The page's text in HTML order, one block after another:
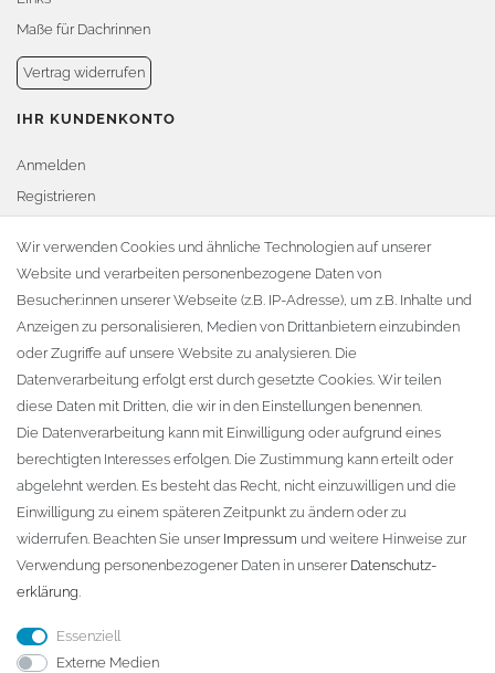
Maße für Dachrinnen
Vertrag widerrufen
IHR KUNDENKONTO
Anmelden
Registrieren
Warenkorb
Zur Kasse
KONTAKT
Fa. Steffen Jost
Söbrigener Weg 50
D-01796 Pirna
Telefon:+49 (0)3501 507295
info@dach-teufel.de
Wir verwenden Cookies und ähnliche Technologien auf unserer
Website und verarbeiten personenbezogene Daten von
Besucher:innen unserer Webseite (z.B. IP-Adresse), um z.B. Inhalte und
Anzeigen zu personalisieren, Medien von Drittanbietern einzubinden
oder Zugriffe auf unsere Website zu analysieren. Die
Datenverarbeitung erfolgt erst durch gesetzte Cookies. Wir teilen
diese Daten mit Dritten, die wir in den Einstellungen benennen.
Die Datenverarbeitung kann mit Einwilligung oder aufgrund eines
berechtigten Interesses erfolgen. Die Zustimmung kann erteilt oder
abgelehnt werden. Es besteht das Recht, nicht einzuwilligen und die
Einwilligung zu einem späteren Zeitpunkt zu ändern oder zu
widerrufen. Beachten Sie unser Impressum und weitere Hinweise zur
Verwendung personenbezogener Daten in unserer Daten­schutz­
erklärung.
Essenziell
Externe Medien